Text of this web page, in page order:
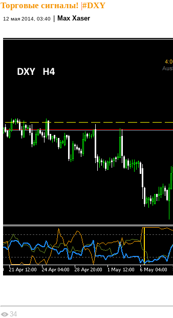
Торговые сигналы! #DXY
12 мая 2014, 03:40 Max Xaser
34